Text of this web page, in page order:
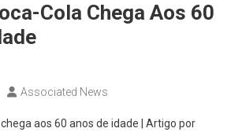
Cola Chega Aos 60
Associated News
aos 60 anos de idade | Artigo por